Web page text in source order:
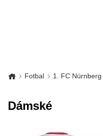
Fotbal 1. FC Nürnberg
Dámské